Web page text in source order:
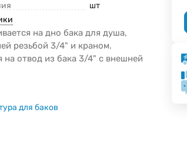
шт
на дно бака для душа,
резьбой 3/4" и краном.
на отвод из бака 3/4" с внешней
для баков